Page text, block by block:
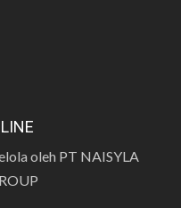
oleh PT NAISYLA